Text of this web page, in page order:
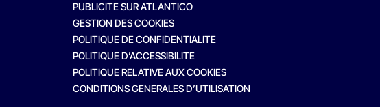
PUBLICITE SUR ATLANTICO
GESTION DES COOKIES
POLITIQUE DE CONFIDENTIALITE
POLITIQUE D’ACCESSIBILITE
POLITIQUE RELATIVE AUX COOKIES
CONDITIONS GENERALES D’UTILISATION